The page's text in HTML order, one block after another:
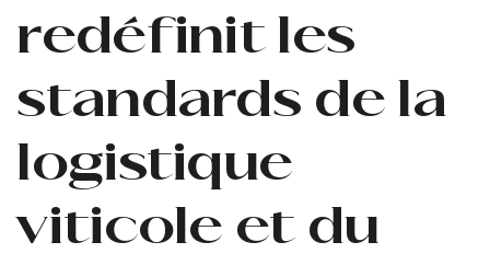
redéfinit les
standards de la
logistique
viticole et du